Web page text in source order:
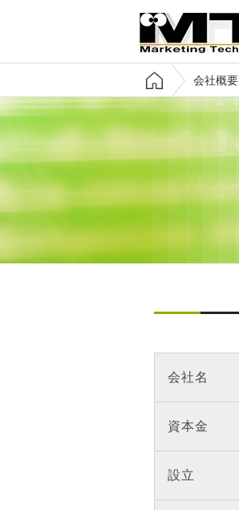
会社概要
会社名
資本金
設立